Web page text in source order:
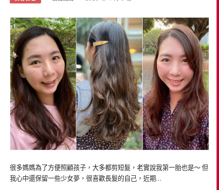
很多媽媽為了方便照顧孩子，大多都剪短髮，老實說我第一胎也是～ 但
我心中還保留一些少女夢，很喜歡長髮的自己，近期…